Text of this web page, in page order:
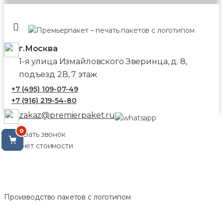
г.Москва
1-я улица Измайловского Зверинца, д. 8,
подъезд 2В, 7 этаж
+7 (495) 109-07-49
+7 (916) 219-54-80
zakaz@premierpaket.ru
Заказать звонок
Расчёт стоимости
0
Производство пакетов с логотипом